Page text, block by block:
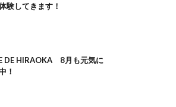
験してきます！
DE HIRAOKA 8月も元気に
！